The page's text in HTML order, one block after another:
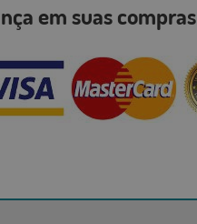
em suas compras